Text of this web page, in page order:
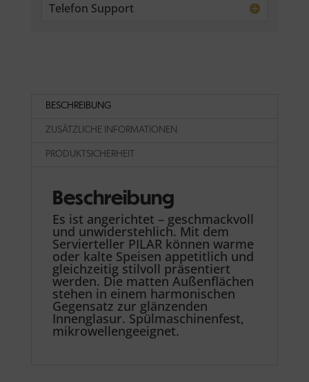
Telefon Support
BESCHREIBUNG
ZUSÄTZLICHE INFORMATIONEN
PRODUKTSICHERHEIT
Beschreibung
Es ist angerichtet – geschmackvoll
und unwiderstehlich. Mit dem
Servierteller PILAR können warme
oder kalte Speisen appetitlich und
gleichzeitig stilvoll präsentiert
werden. Die matten Außenflächen
stehen in einem harmonischen
Gegensatz zur glänzenden
Innenglasur. Spülmaschinenfest,
mikrowellengeeignet.